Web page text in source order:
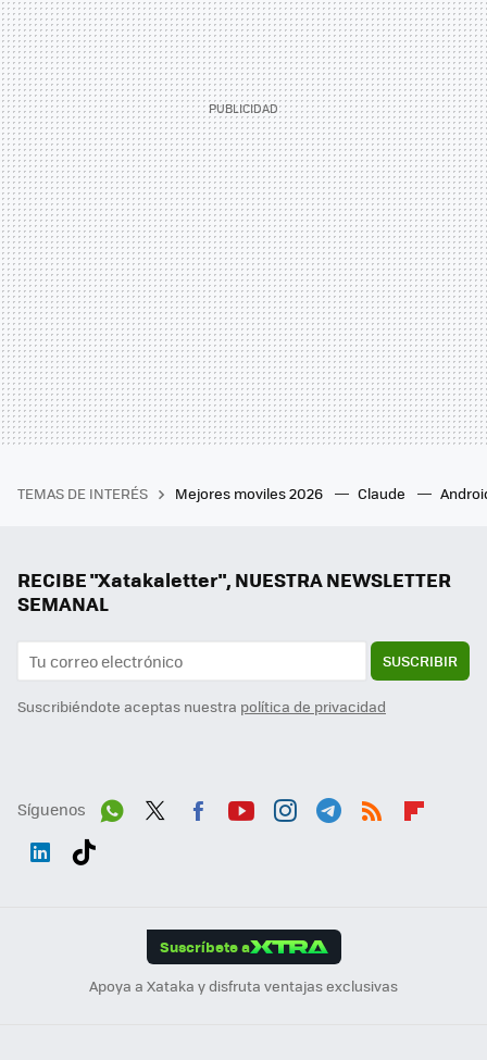
TEMAS DE INTERÉS Mejores moviles 2026 Claude
RECIBE "Xatakaletter", NUESTRA NEWSLETTER
SEMANAL
SUSCRIBIR
Suscribiéndote aceptas nuestra política de privacidad
Síguenos
Suscríbete a
Apoya a Xataka y disfruta ventajas exclusivas